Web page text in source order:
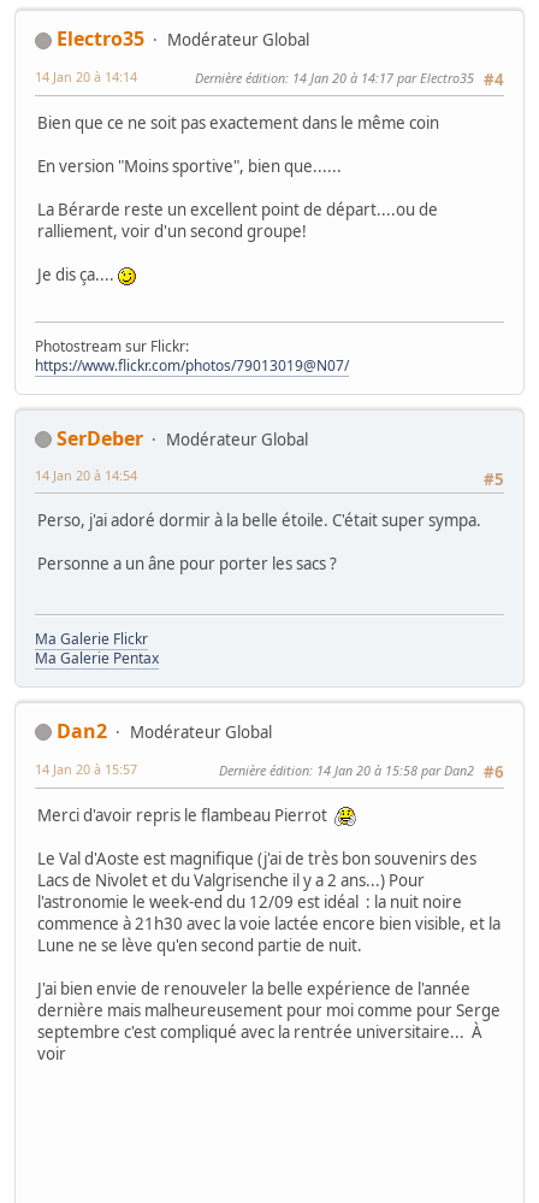
Electro35
Modérateur Global
#4
14 Jan 20 à 14:14 Dernière édition: 14 Jan 20 à 14:17 par Electro35
Bien que ce ne soit pas exactement dans le même coin
En version "Moins sportive", bien que......
La Bérarde reste un excellent point de départ....ou de
ralliement, voir d'un second groupe!
Je dis ça....
Photostream sur Flickr:
https://www.flickr.com/photos/79013019@N07/
SerDeber
Modérateur Global
#5
14 Jan 20 à 14:54
Perso, j'ai adoré dormir à la belle étoile. C'était super sympa.
Personne a un âne pour porter les sacs ?
Ma Galerie Flickr
Ma Galerie Pentax
Dan2
Modérateur Global
#6
14 Jan 20 à 15:57 Dernière édition: 14 Jan 20 à 15:58 par Dan2
Merci d'avoir repris le flambeau Pierrot
Le Val d'Aoste est magnifique (j'ai de très bon souvenirs des
Lacs de Nivolet et du Valgrisenche il y a 2 ans...) Pour
l'astronomie le week-end du 12/09 est idéal : la nuit noire
commence à 21h30 avec la voie lactée encore bien visible, et la
Lune ne se lève qu'en second partie de nuit.
J'ai bien envie de renouveler la belle expérience de l'année
dernière mais malheureusement pour moi comme pour Serge
septembre c'est compliqué avec la rentrée universitaire... À
voir